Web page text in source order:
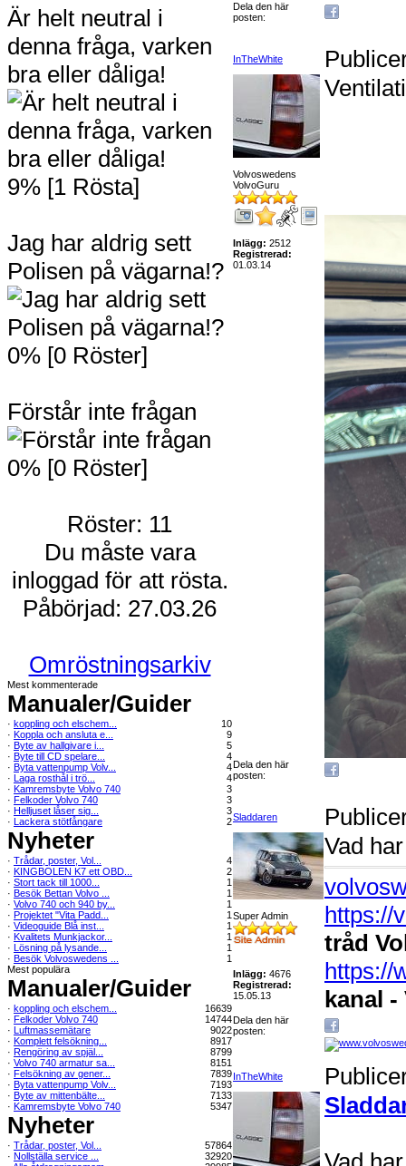
Är helt neutral i
denna fråga, varken
bra eller dåliga!
9% [1 Rösta]
Jag har aldrig sett
Polisen på vägarna!?
0% [0 Röster]
Förstår inte frågan
0% [0 Röster]
Röster: 11
Du måste vara
inloggad för att rösta.
Påbörjad: 27.03.26
Omröstningsarkiv
Mest kommenterade
Manualer/Guider
· koppling och elschem...
10
· Koppla och ansluta e...
9
· Byte av hallgivare i...
5
· Byte till CD spelare...
4
· Byta vattenpump Volv...
4
· Laga rosthål i trö...
4
· Kamremsbyte Volvo 740
3
· Felkoder Volvo 740
3
· Helljuset låser sig...
3
· Lackera stötfångare 2
Nyheter
· Trådar, poster, Vol...
4
· KINGBOLEN K7 ett OBD...
2
· Stort tack till 1000...
1
· Besök Bettan Volvo ...
1
· Volvo 740 och 940 by...
1
· Projektet "Vita Padd...
1
· Videoguide Blå inst...
1
· Kvalitets Munkjackor...
1
· Lösning på lysande...
1
· Besök Volvoswedens ...
1
Mest populära
Manualer/Guider
· koppling och elschem...
16639
· Felkoder Volvo 740
14744
· Luftmassemätare
9022
· Komplett felsökning...
8917
· Rengöring av spjäl...
8799
· Volvo 740 armatur sa...
8151
· Felsökning av gener...
7839
· Byta vattenpump Volv...
7193
· Byte av mittenbälte...
7133
· Kamremsbyte Volvo 740 5347
Nyheter
· Trådar, poster, Vol...
57864
· Nollställa service ...
32920
Dela den här
posten:
InTheWhite
Volvoswedens
VolvoGuru
Inlägg: 2512
Registrerad:
01.03.14
Dela den här
posten:
Sladdaren
Super Admin
Inlägg: 4676
Registrerad:
15.05.13
Vad
https://
tråd
https://
kanal
Dela den här
posten:
InTheWhite